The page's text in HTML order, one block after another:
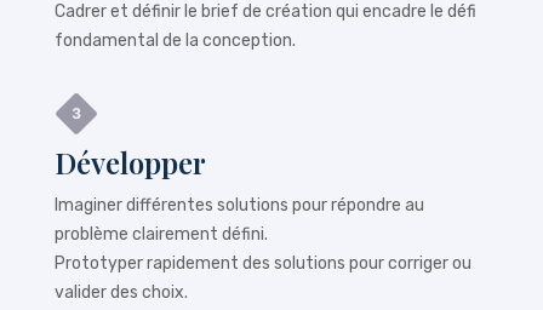
Cadrer et définir le brief de création qui encadre le défi
fondamental de la conception.
Développer
Imaginer différentes solutions pour répondre au
problème clairement défini.
Prototyper rapidement des solutions pour corriger ou
valider des choix.